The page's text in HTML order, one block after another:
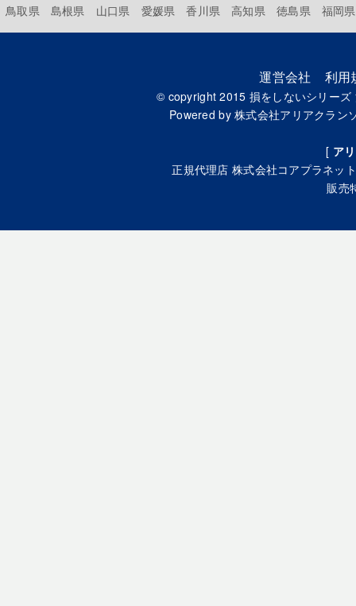
鳥取県
島根県 山口県 愛媛県 香川県 高知県 徳島県 福岡県
運営会社 利用
© copyright 2015 損をしないシリー
Powered by株式会社アリアクラン
[ ア
正規代理店 株式会社コアプラネッ
販売